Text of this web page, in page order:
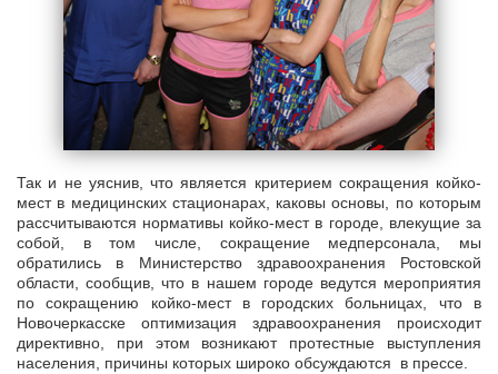
Так и не уяснив, что является критерием сокращения койко-
мест в медицинских стационарах, каковы основы, по которым
рассчитываются нормативы койко-мест в городе, влекущие за
собой, в том числе, сокращение медперсонала, мы
обратились в Министерство здравоохранения Ростовской
области, сообщив, что в нашем городе ведутся мероприятия
по сокращению койко-мест в городских больницах, что в
Новочеркасске оптимизация здравоохранения происходит
директивно, при этом возникают протестные выступления
населения, причины которых широко обсуждаются в прессе.